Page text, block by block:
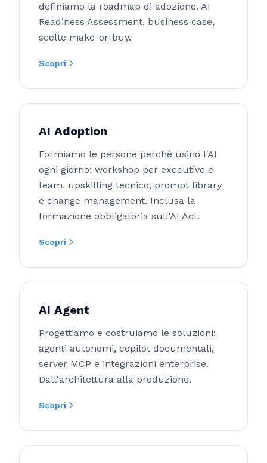
definiamo la roadmap di adozione. AI
Readiness Assessment, business case,
scelte make-or-buy.
Scopri
AI Adoption
Formiamo le persone perché usino l'AI
ogni giorno: workshop per executive e
team, upskilling tecnico, prompt library
e change management. Inclusa la
formazione obbligatoria sull'AI Act.
Scopri
AI Agent
Progettiamo e costruiamo le soluzioni:
agenti autonomi, copilot documentali,
server MCP e integrazioni enterprise.
Dall'architettura alla produzione.
Scopri